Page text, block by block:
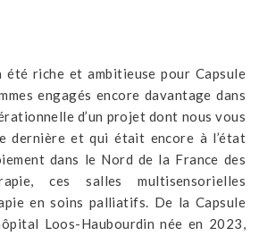
été riche et ambitieuse pour Capsule
engagés encore davantage dans
d’un projet dont nous vous
dernière et qui était encore à l’état
dans le Nord de la France des
ces salles multisensorielles
en soins palliatifs. De la Capsule
Loos-Haubourdin née en 2023,